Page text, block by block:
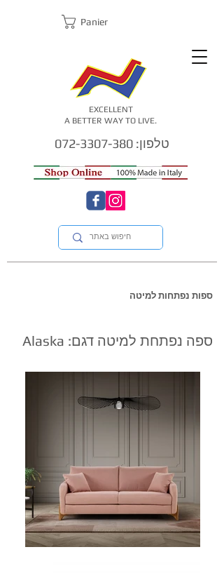
טלפון: 072-3307-380
Panier
EXCELLENT
A BETTER WAY TO LIVE.
ספות נפתחות למיטה
ספה נפתחת למיטה דגם: Alaska